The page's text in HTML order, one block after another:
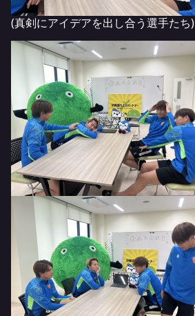
(真剣にアイデアを出し合う選手たち)